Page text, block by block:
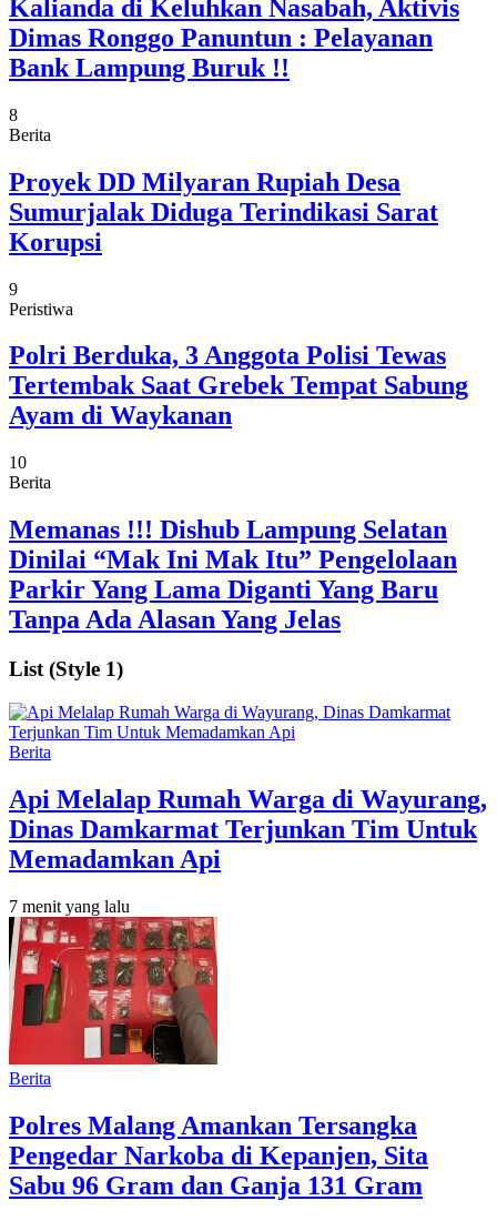
Kalianda di Keluhkan Nasabah, Aktivis
Dimas Ronggo Panuntun : Pelayanan
Bank Lampung Buruk !!
8
Berita
Proyek DD Milyaran Rupiah Desa
Sumurjalak Diduga Terindikasi Sarat
Korupsi
9
Peristiwa
Polri Berduka, 3 Anggota Polisi Tewas
Tertembak Saat Grebek Tempat Sabung
Ayam di Waykanan
10
Berita
Memanas !!! Dishub Lampung Selatan
Dinilai “Mak Ini Mak Itu” Pengelolaan
Parkir Yang Lama Diganti Yang Baru
Tanpa Ada Alasan Yang Jelas
List (Style 1)
Berita
Api Melalap Rumah Warga di Wayurang,
Dinas Damkarmat Terjunkan Tim Untuk
Memadamkan Api
7 menit yang lalu
Berita
Polres Malang Amankan Tersangka
Pengedar Narkoba di Kepanjen, Sita
Sabu 96 Gram dan Ganja 131 Gram